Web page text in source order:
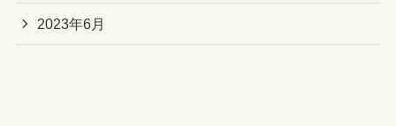
2023年6月